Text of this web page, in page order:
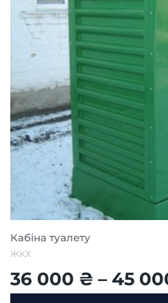
Кабіна туалету
ЖКХ
36 000 ₴ – 45